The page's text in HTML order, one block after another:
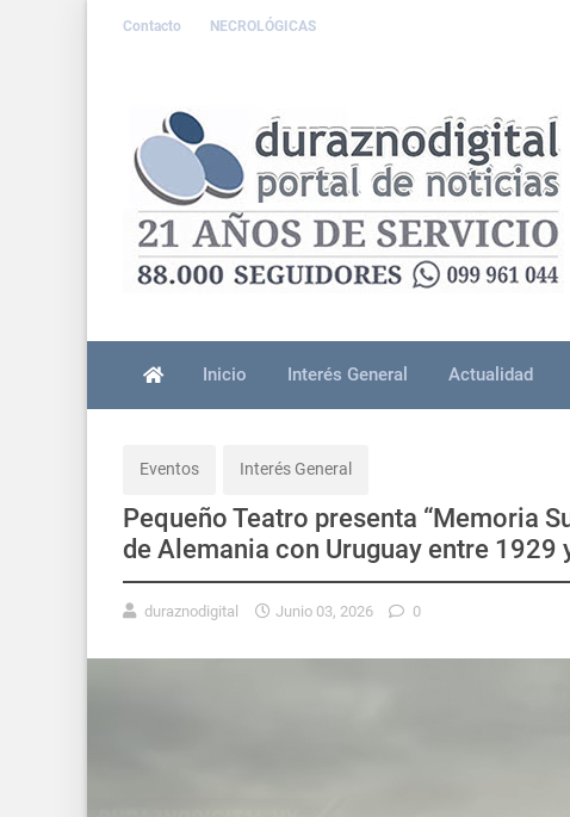
Contacto NECROLÓGICAS
Inicio Interés General Actualidad
Eventos Interés General
Pequeño Teatro presenta “Memoria
de Alemania con Uruguay entre 1929
duraznodigital Junio 03, 2026 0